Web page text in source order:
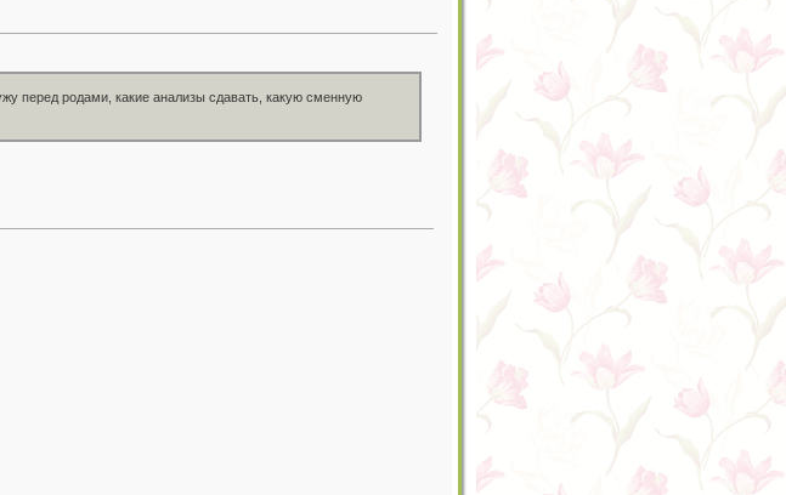
перед родами, какие анализы сдавать, какую сменную